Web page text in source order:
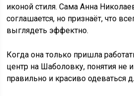
иконой стиля. Сама Анна
соглашается, но признаёт, что
выглядеть эффектно.
Когда она только пришла
центр на Шаболовку, понятия не
правильно и красиво одеваться